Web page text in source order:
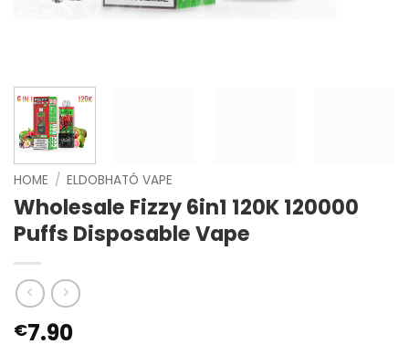
HOME / ELDOBHATÓ VAPE
Wholesale Fizzy 6in1 120K 120000
Puffs Disposable Vape
€7.90